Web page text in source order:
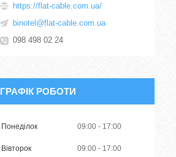
https://flat-cable.com.ua/
binotel@flat-cable.com.ua
098 498 02 24
ГРАФІК РОБОТИ
Понеділок 09:00 17:00
Вівторок 09:00 17:00